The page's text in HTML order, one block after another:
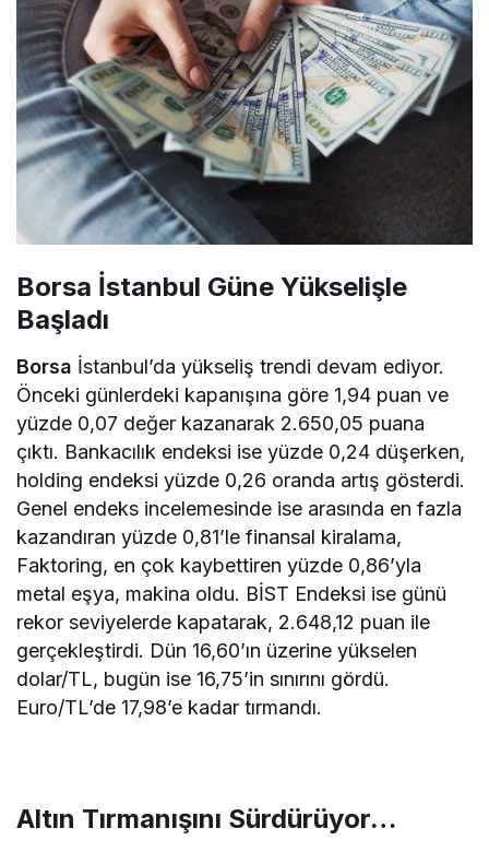
Borsa İstanbul Güne Yükselişle
Başladı
Borsa İstanbul’da yükseliş trendi devam ediyor.
Önceki günlerdeki kapanışına göre 1,94 puan ve
yüzde 0,07 değer kazanarak 2.650,05 puana
çıktı. Bankacılık endeksi ise yüzde 0,24 düşerken,
holding endeksi yüzde 0,26 oranda artış gösterdi.
Genel endeks incelemesinde ise arasında en fazla
kazandıran yüzde 0,81’le finansal kiralama,
Faktoring, en çok kaybettiren yüzde 0,86’yla
metal eşya, makina oldu. BİST Endeksi ise günü
rekor seviyelerde kapatarak, 2.648,12 puan ile
gerçekleştirdi. Dün 16,60’ın üzerine yükselen
dolar/TL, bugün ise 16,75’in sınırını gördü.
Euro/TL’de 17,98’e kadar tırmandı.
Altın Tırmanışını Sürdürüyor…